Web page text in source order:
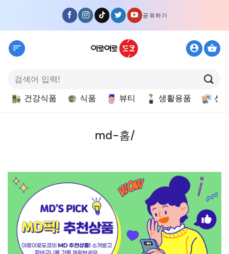
content
공유하기
색:
건강식품 식품 뷰티 생활용품 선
md-홈/